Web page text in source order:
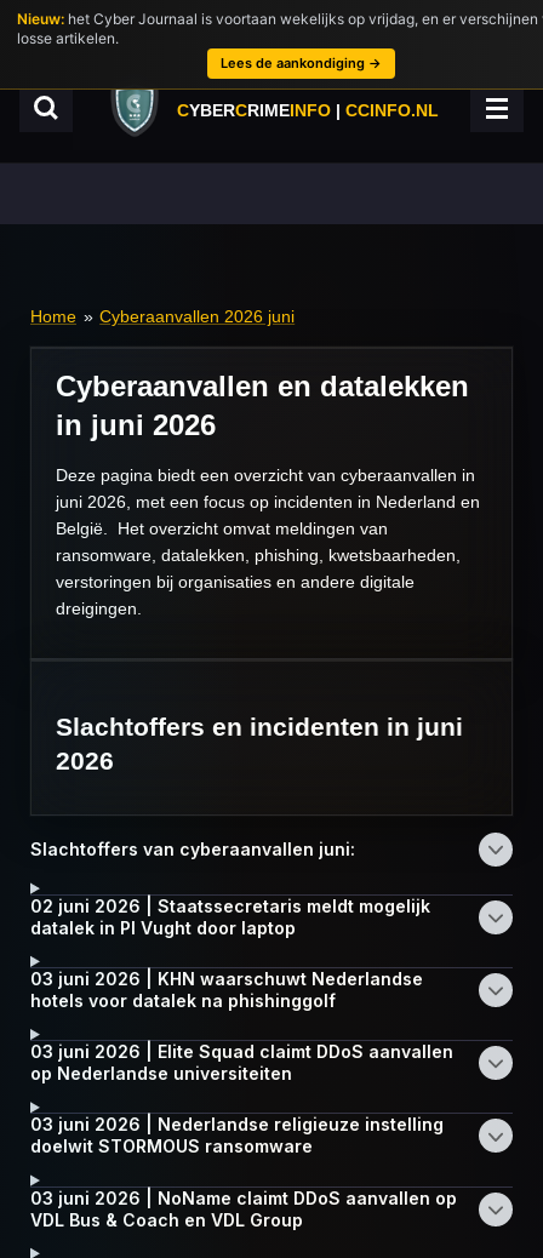
Ga
direct
hoofdinhoud
CYBERCRIMEINFO | CCINFO.NL
Home » Cyberaanvallen 2026 juni
Cyberaanvallen en datalekken
in juni 2026
Deze pagina biedt een overzicht van cyberaanvallen in
juni 2026, met een focus op incidenten in Nederland en
België.
Het overzicht omvat meldingen van
ransomware, datalekken, phishing, kwetsbaarheden,
verstoringen bij organisaties en andere digitale
dreigingen.
Slachtoffers en incidenten in juni
2026
Slachtoffers van cyberaanvallen juni:
02 juni 2026 | Staatssecretaris meldt mogelijk
datalek in PI Vught door laptop
03 juni 2026 | KHN waarschuwt Nederlandse
hotels voor datalek na phishinggolf
03 juni 2026 | Elite Squad claimt DDoS aanvallen
op Nederlandse universiteiten
03 juni 2026 | Nederlandse religieuze instelling
doelwit STORMOUS ransomware
03 juni 2026 | NoName claimt DDoS aanvallen op
VDL Bus & Coach en VDL Group
Nieuw: het Cyber Journaal is voortaan wekelijks op vrijdag, en er verschijnen
losse artikelen.
Lees de aankondiging →